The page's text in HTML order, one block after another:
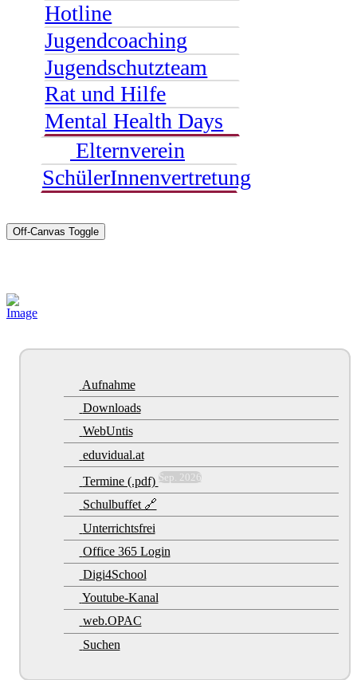
Hotline
Jugendcoaching
Jugendschutzteam
Rat und Hilfe
Mental Health Days
Elternverein
SchülerInnenvertretung
Off-Canvas Toggle
Aufnahme
Downloads
WebUntis
eduvidual.at
Termine (.pdf) Sep. 2026
Schulbuffet 🔗
Unterrichtsfrei
Office 365 Login
Digi4School
Youtube-Kanal
web.OPAC
Suchen